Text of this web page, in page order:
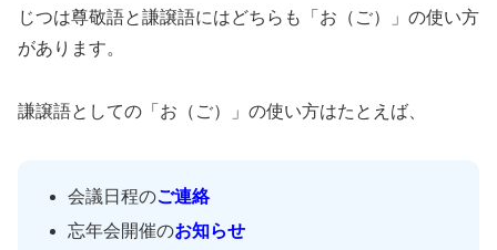
じつは尊敬語と謙譲語にはどちらも「お（ご）」の使い方
があります。
謙譲語としての「お（ご）」の使い方はたとえば、
会議日程のご連絡
忘年会開催のお知らせ